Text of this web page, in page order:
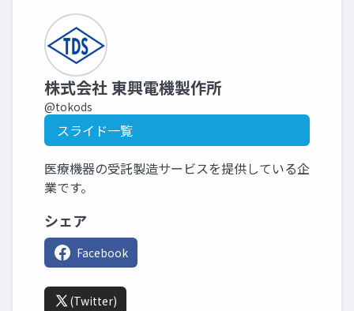
株式会社 東興電機製作所
@tokods
スライド一覧
医療機器の受託製造サービスを提供している企
業です。
シェア
Facebook
(Twitter)